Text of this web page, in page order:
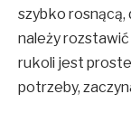
szybko rosnącą,
należy rozstawić
rukoli jest
potrzeby,